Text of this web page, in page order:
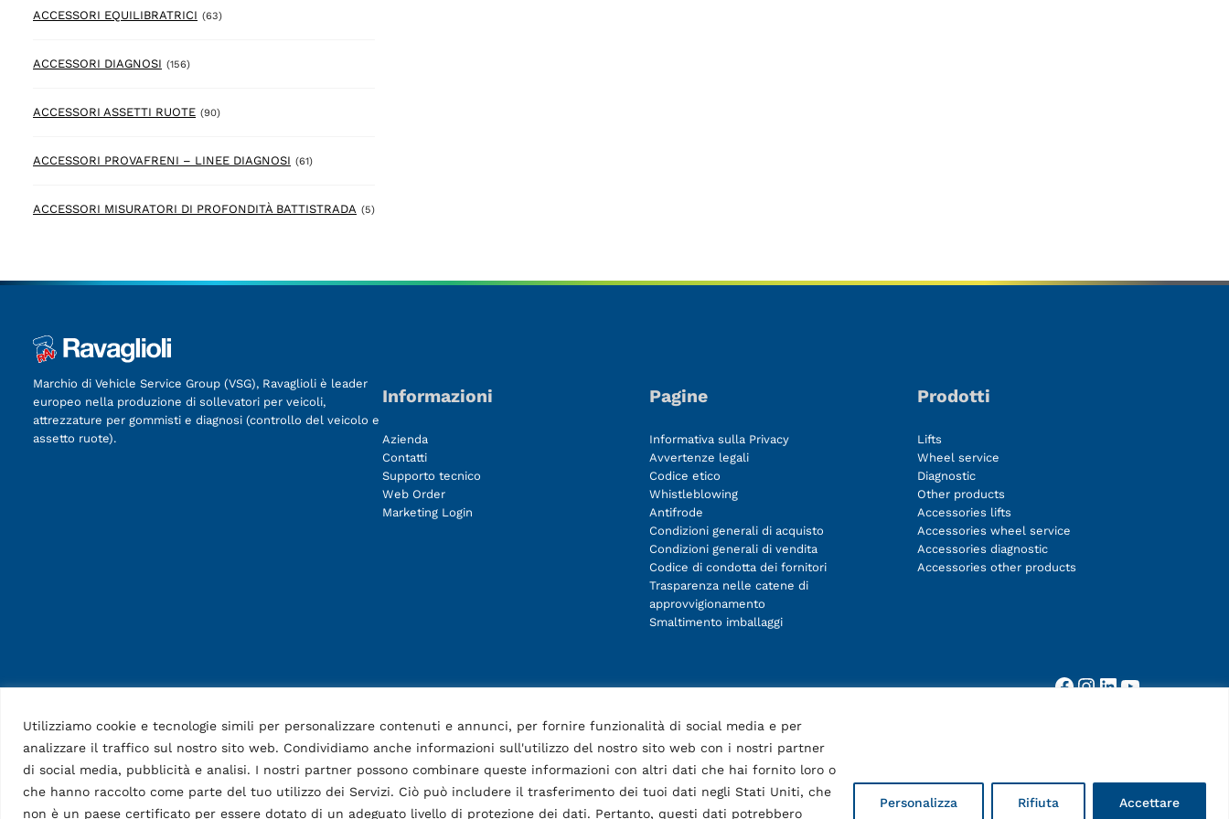
Utilizziamo cookie e tecnologie simili per personalizzare contenuti e annunci, per fornire funzionalità di social media e per
analizzare il traffico sul nostro sito web. Condividiamo anche informazioni sull'utilizzo del nostro sito web con i nostri partner
di social media, pubblicità e analisi. I nostri partner possono combinare queste informazioni con altri dati che hai fornito loro o
che hanno raccolto come parte del tuo utilizzo dei Servizi. Ciò può includere il trasferimento dei tuoi dati negli Stati Uniti, che
non è un paese certificato per essere dotato di un adeguato livello di protezione dei dati. Pertanto, questi dati potrebbero
Personalizza Rifiuta Accettare
ACCESSORI EQUILIBRATRICI (63)63 prodotto
ACCESSORI DIAGNOSI (156)156 prodotto
ACCESSORI ASSETTI RUOTE (90)90 prodotto
ACCESSORI PROVAFRENI – LINEE DIAGNOSI (61)61 prodotto
ACCESSORI MISURATORI DI PROFONDITÀ BATTISTRADA (5)5 prodotto
Marchio di Vehicle Service Group (VSG), Ravaglioli è leader
europeo nella produzione di sollevatori per veicoli,
attrezzature per gommisti e diagnosi (controllo del veicolo e
assetto ruote).
Informazioni
Azienda
Contatti
Supporto tecnico
Web Order
Marketing Login
Pagine
Informativa sulla Privacy
Avvertenze legali
Codice etico
Whistleblowing
Antifrode
Condizioni generali di acquisto
Condizioni generali di vendita
Codice di condotta dei fornitori
Trasparenza nelle catene di
approvvigionamento
Smaltimento imballaggi
Prodotti
Lifts
Wheel service
Diagnostic
Other products
Accessories lifts
Accessories wheel service
Accessories diagnostic
Accessories other products
Facebook InstagramLinkedIn YouTube